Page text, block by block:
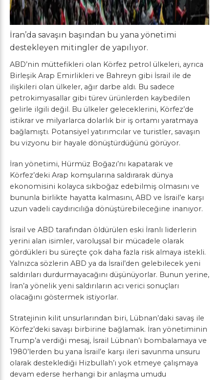
İran’da savaşın başından bu yana yönetimi
destekleyen mitingler de yapılıyor.
ABD’nin müttefikleri olan Körfez petrol ülkeleri, ayrıca
Birleşik Arap Emirlikleri ve Bahreyn gibi İsrail ile de
ilişkileri olan ülkeler, ağır darbe aldı. Bu sadece
petrokimyasallar gibi türev ürünlerden kaybedilen
gelirle ilgili değil. Bu ülkeler geleceklerini, Körfez’de
istikrar ve milyarlarca dolarlık bir iş ortamı yaratmaya
bağlamıştı. Potansiyel yatırımcılar ve turistler, savaşın
bu vizyonu bir hayale dönüştürdüğünü görüyor.
İran yönetimi, Hürmüz Boğazı’nı kapatarak ve
Körfez’deki Arap komşularına saldırarak dünya
ekonomisini kolayca sıkboğaz edebilmiş olmasını ve
bununla birlikte hayatta kalmasını, ABD ve İsrail’e karşı
uzun vadeli caydırıcılığa dönüştürebileceğine inanıyor.
İsrail ve ABD tarafından öldürülen eski İranlı liderlerin
yerini alan isimler, varoluşsal bir mücadele olarak
gördükleri bu süreçte çok daha fazla risk almaya istekli.
Yalnızca sözlerin ABD ya da İsrail’den gelebilecek yeni
saldırıları durdurmayacağını düşünüyorlar. Bunun yerine,
İran’a yönelik yeni saldırıların acı verici sonuçları
olacağını göstermek istiyorlar.
Stratejinin kilit unsurlarından biri, Lübnan’daki savaş ile
Körfez’deki savaşı birbirine bağlamak. İran yönetiminin
Trump’a verdiği mesaj, İsrail Lübnan’ı bombalamaya ve
1980’lerden bu yana İsrail’e karşı ileri savunma unsuru
olarak desteklediği Hizbullah’ı yok etmeye çalışmaya
devam ederse herhangi bir anlaşma umudu